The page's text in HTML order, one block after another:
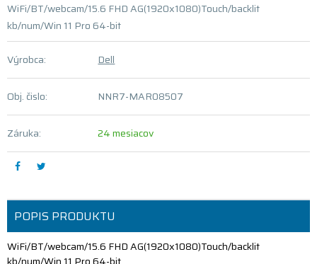
WiFi/BT/webcam/15.6 FHD AG(1920x1080)Touch/backlit
kb/num/Win 11 Pro 64-bit
Výrobca: Dell
Obj. čislo: NNR7-MAR08507
Záruka: 24 mesiacov
POPIS PRODUKTU
WiFi/BT/webcam/15.6 FHD AG(1920x1080)Touch/backlit